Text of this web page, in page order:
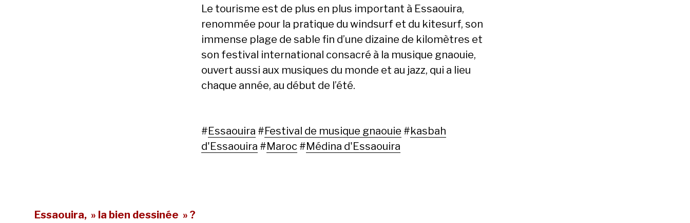
Le tourisme est de plus en plus important à Essaouira,
renommée pour la pratique du windsurf et du kitesurf, son
immense plage de sable fin d’une dizaine de kilomètres et
son festival international consacré à la musique gnaouie,
ouvert aussi aux musiques du monde et au jazz, qui a lieu
chaque année, au début de l’été.
#Essaouira #Festival de musique gnaouie #kasbah
d'Essaouira #Maroc #Médina d'Essaouira
Essaouira, » la bien dessinée » ?